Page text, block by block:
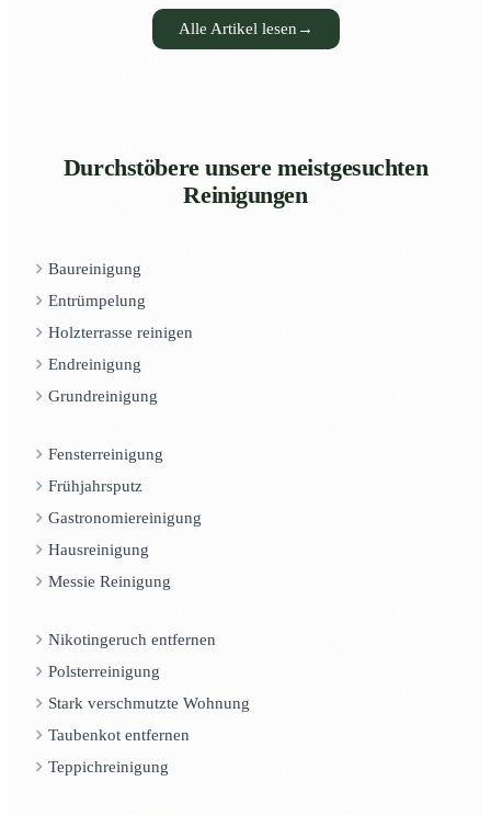
Alle Artikel lesen →
Durchstöbere unsere meistgesuchten
Reinigungen
Baureinigung
Entrümpelung
Holzterrasse reinigen
Endreinigung
Grundreinigung
Fensterreinigung
Frühjahrsputz
Gastronomiereinigung
Hausreinigung
Messie Reinigung
Nikotingeruch entfernen
Polsterreinigung
Stark verschmutzte Wohnung
Taubenkot entfernen
Teppichreinigung